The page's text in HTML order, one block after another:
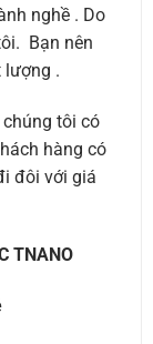
nghề . Do
Bạn nên
lượng .
tôi có
hàng có
đôi với giá
TNANO